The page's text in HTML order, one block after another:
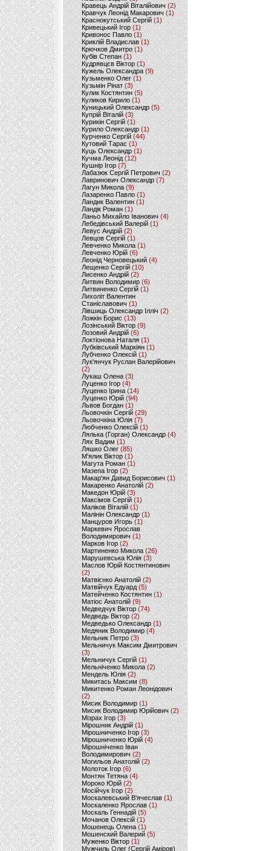
Кравець Андрій Віталійович (2)
Кравчук Леонід Макарович (1)
Краснокутський Сергій (1)
Кривецький Ігор (1)
Кривонос Павло (1)
Криклій Владислав (1)
Крючков Дмитро(1)
Кубів Степан(1)
Кудрявцєв Віктор (1)
Кужель Олександра (9)
Кузьменко Олег (1)
Кузьмін Рінат(3)
Кулик Костянтин(5)
Куликов Кирило (1)
Куницький Олександр (5)
Купрій Віталій (3)
Курикін Сергій(1)
Курило Олександр (1)
Курченко Сергій (44)
Кутовий Тарас (1)
Куць Олександр (1)
Кучма Леонід (12)
Кушнір Ігор(7)
Лабазюк Сергій Петрович (2)
Лавринович Олександр(7)
Лагун Микола(9)
Лазаренко Павло (1)
Ландик Валентин (1)
Ландік Роман (1)
Ланьо Михайло Іванович(4)
Лебедівський Валерій(1)
Левус Андрій(2)
Левцов Сергій (1)
Левченко Микола (1)
Левченко Юрій (6)
Леонід Черновецький (4)
Лещенко Сергій (10)
Лисенко Андрій (2)
Литвин Володимир (6)
Литвиненко Сергій (1)
Лихоліт Валентин
Станіславович (1)
Лівшиць Олександр Ілліч (2)
Ложкін Борис(13)
Лозінський Віктор(9)
Лозовий Андрій (6)
Локтіонова Наталя (1)
Лубківський Маркіян(1)
Лубченко Олексій (1)
Лук'янчук Руслан Валерійович
(2)
Лукаш Олена (3)
Луценко Ігор (4)
Луценко Ірина (14)
Луценко Юрій (94)
Львов Богдан (1)
Льовочкін Сергій (29)
Льовочкіна Юлія(7)
Любченко Олексій(1)
Лялька (Горган) Олександр(4)
Лях Вадим (1)
Ляшко Олег (85)
М'ялик Віктор(1)
Магута Роман(1)
Мазепа Ігор (2)
Макар'ян Давид Борисович(1)
Макаренко Анатолій (2)
Македон Юрій(3)
Максімов Сергій (1)
Маліков Віталій (1)
Малінін Олександр (1)
Манцуров Игорь (1)
Маркевич Ярослав
Володимирович (1)
Марков Ігор (2)
Мартиненко Микола (26)
Марушевська Юлія (3)
Маслов Юрій Костянтинович
(2)
Матвієнко Анатолій (2)
Матвійчук Едуард(5)
Матейченко Костянтин (1)
Матіос Анатолій (9)
Медведчук Віктор(74)
Медведь Віктор (2)
Медведько Олександр (1)
Медяник Володимир(4)
Мельник Петро (3)
Мельничук Максим Дмитрович
(3)
Мельничук Сергій (1)
Мельніченко Микола (2)
Мендель Юлія (2)
Микитась Максим (8)
Микитенко Роман Леонідович
(2)
Мисик Володимир (1)
Мисик Володимир Юрійович(2)
Мізрах Ігор(3)
Мірошник Андрій(1)
Мірошниченко Ігор (3)
Мірошниченко Юрій(4)
Мірошніченко Іван
Володимирович (2)
Могильов Анатолій (2)
Молоток Ігор (6)
Монтян Тетяна (4)
Мороко Юрій(2)
Мосійчук Ігор (2)
Москалевський В'ячеслав (1)
Москаленко Ярослав (1)
Москаль Геннадій (5)
Мочанов Олексій(1)
Мошенець Олена(1)
Мошенский Валерий (5)
Муженко Віктор (1)
Мужчиль Олег (Сергій Аміров)